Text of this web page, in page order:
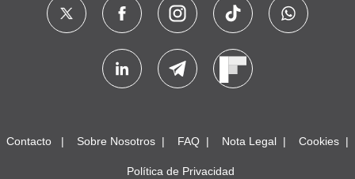
Contacto Sobre Nosotros FAQ Nota Legal Cookies
Política de Privacidad